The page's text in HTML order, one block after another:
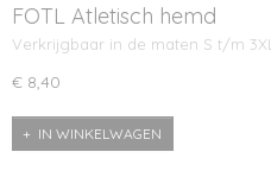
FOTL Atletisch hemd
Verkrijgbaar in de maten S t/m
€ 8,40
IN WINKELWAGEN